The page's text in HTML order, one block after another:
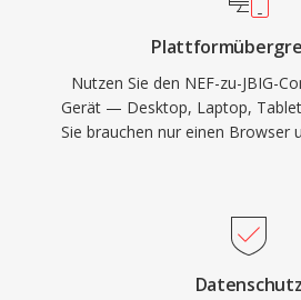
Nutzen Sie den NEF-zu-JBIG-
Gerät — Desktop, Laptop,
Sie brauchen nur einen Browser
Datenschutz